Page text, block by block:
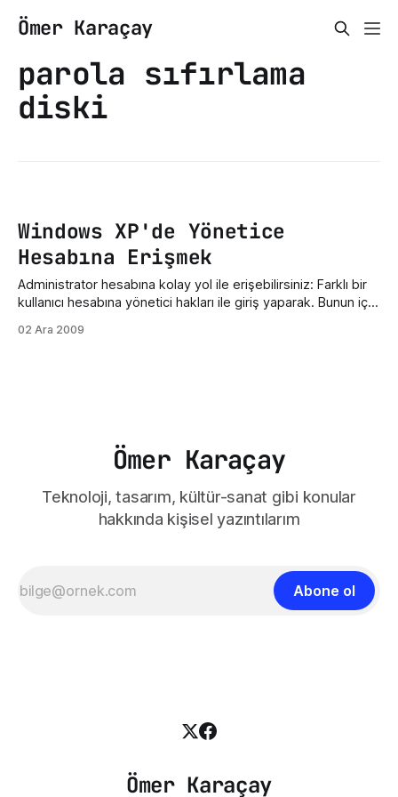
Ömer Karaçay
parola sıfırlama
diski
Windows XP'de Yönetice
Hesabına Erişmek
Administrator hesabına kolay yol ile erişebilirsiniz: Farklı bir
kullanıcı hesabına yönetici hakları ile giriş yaparak. Bunun için
komut satırına aşağıdaki komutu girin:
02 Ara 2009
Ömer Karaçay
Teknoloji, tasarım, kültür-sanat gibi konular
hakkında kişisel yazıntılarım
Abone ol
Ömer Karaçay